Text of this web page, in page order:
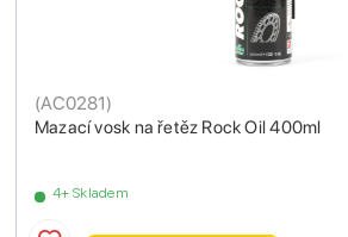
Mazací vosk na řetěz Rock Oil 400ml
(AC0281)
4+ Skladem